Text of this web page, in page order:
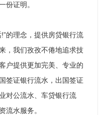
份证明。
的理念，提供房贷银行流
，我们孜孜不倦地追求技
户提供更加完美、专业的
签证银行流水，出国签证
对公流水、车贷银行流
流水服务。